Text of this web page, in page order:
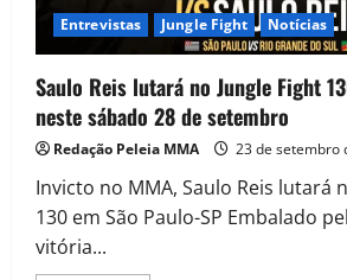
Entrevistas Jungle Fight Notícias
Saulo Reis lutará no Jungle Fight
neste sábado 28 de setembro
Redação Peleia MMA 23 de setembro
Invicto no MMA, Saulo Reis lutará
130 em São Paulo-SP Embalado
vitória...